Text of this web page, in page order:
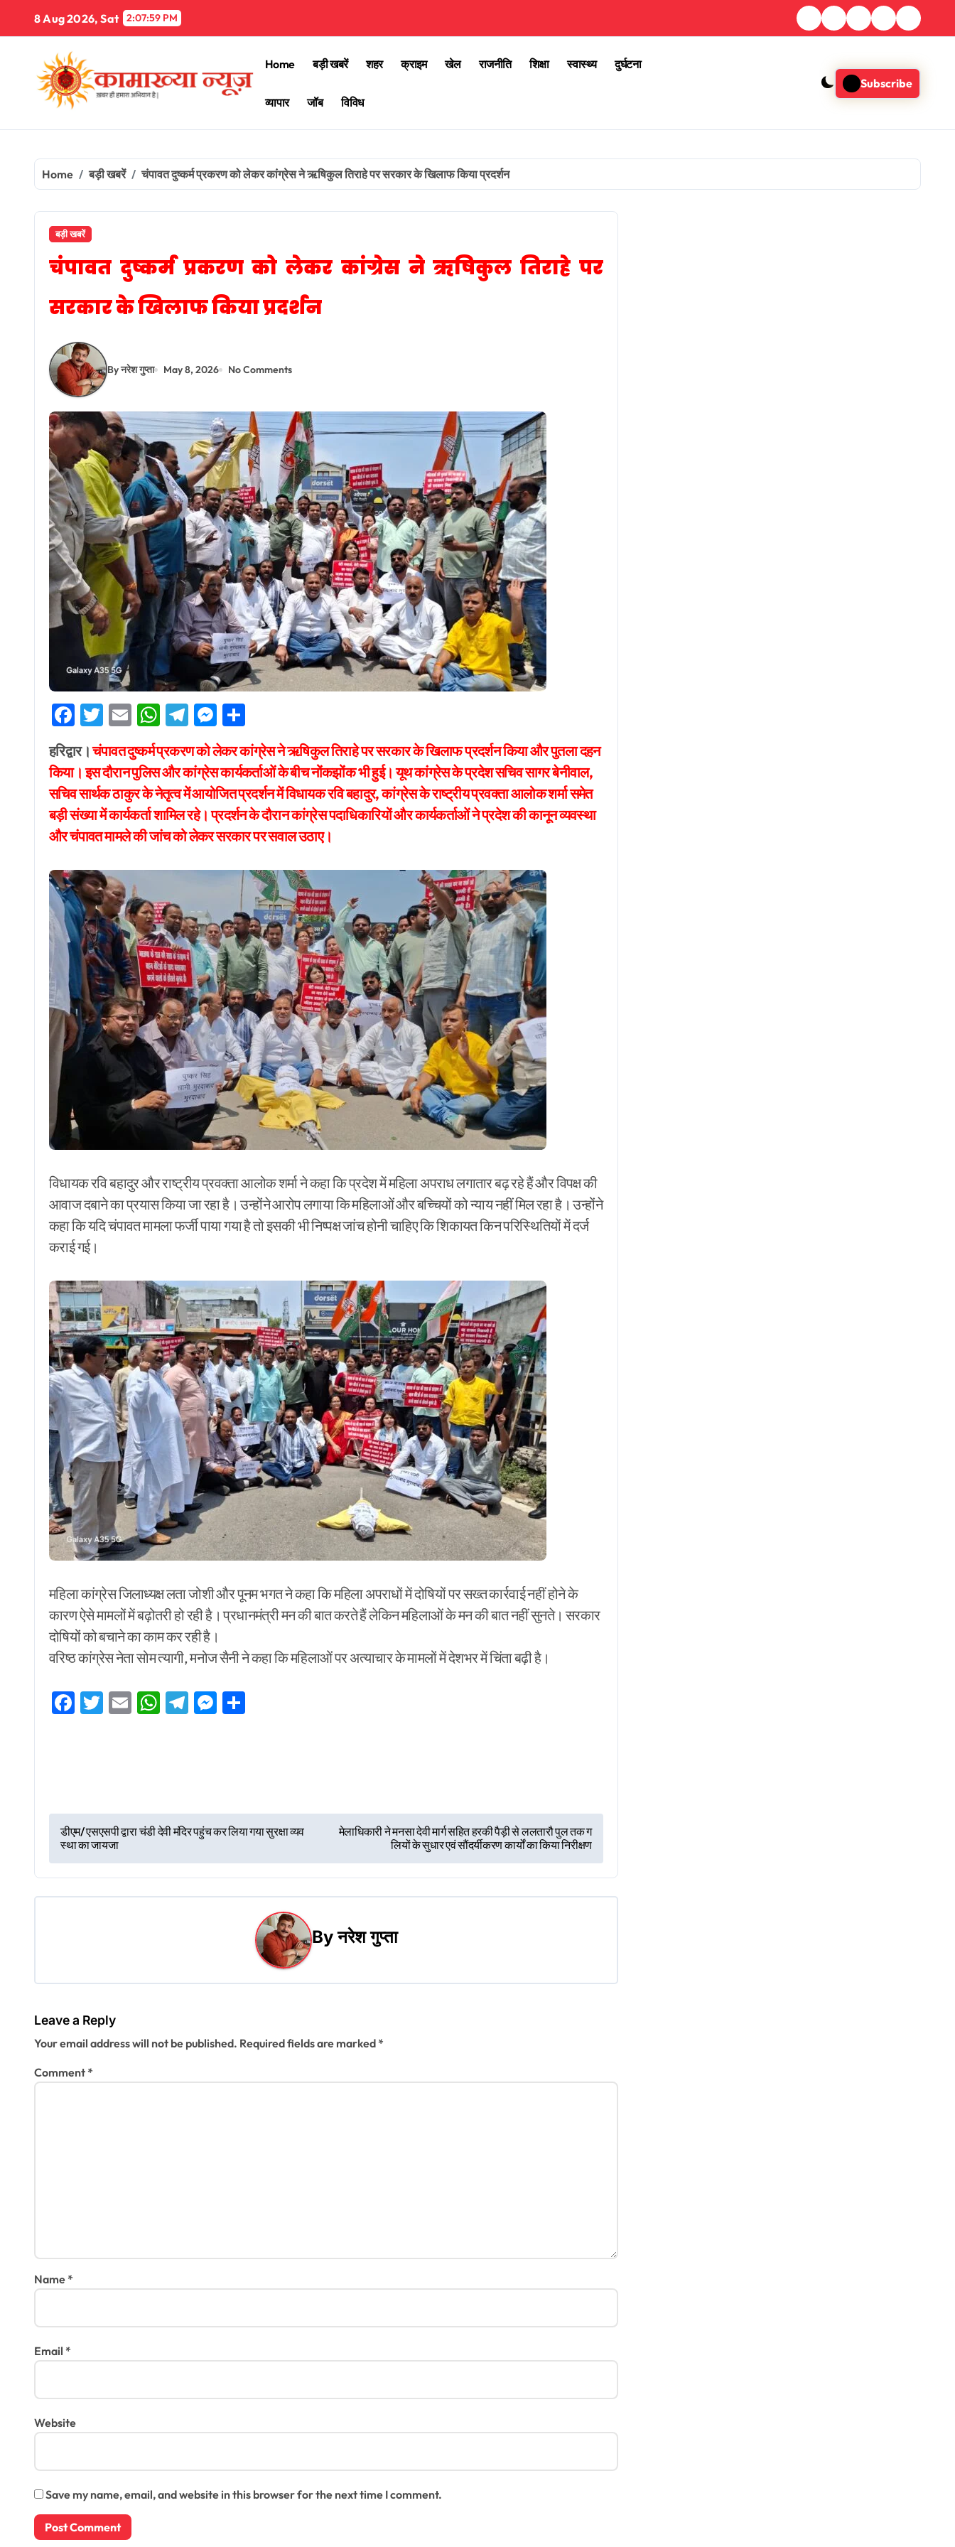
content
8 Aug 2026, Sat 2:08:01 PM
Home बड़ी खबरें शहर क्राइम खेल राजनीति शिक्षा स्वास्थ्य दुर्घटना
व्यापार जॉब विविध
Subscribe
Home बड़ी खबरें चंपावत दुष्कर्म प्रकरण को लेकर कांग्रेस ने ऋषिकुल तिराहे पर सरकार के खिलाफ किया प्रदर्शन
बड़ी खबरें
चंपावत दुष्कर्म प्रकरण को लेकर कांग्रेस ने ऋषिकुल तिराहे पर
सरकार के खिलाफ किया प्रदर्शन
By नरेश गुप्ता May 8, 2026 No Comments
Facebook
Twitter
EmailWhatsApp
Telegram
Messenger
हरिद्वार।चंपावत दुष्कर्म प्रकरण को लेकर कांग्रेस ने ऋषिकुल तिराहे पर सरकार के खिलाफ प्रदर्शन किया और पुतला दहन
किया। इस दौरान पुलिस और कांग्रेस कार्यकर्ताओं के बीच नोंकझोंक भी हुई। यूथ कांग्रेस के प्रदेश सचिव सागर बेनीवाल,
सचिव सार्थक ठाकुर के नेतृत्व में आयोजित प्रदर्शन में विधायक रवि बहादुर, कांग्रेस के राष्ट्रीय प्रवक्ता आलोक शर्मा समेत
बड़ी संख्या में कार्यकर्ता शामिल रहे। प्रदर्शन के दौरान कांग्रेस पदाधिकारियों और कार्यकर्ताओं ने प्रदेश की कानून व्यवस्था
और चंपावत मामले की जांच को लेकर सरकार पर सवाल उठाए।
विधायक रवि बहादुर और राष्ट्रीय प्रवक्ता आलोक शर्मा ने कहा कि प्रदेश में महिला अपराध लगातार बढ़ रहे हैं और विपक्ष की
आवाज दबाने का प्रयास किया जा रहा है। उन्होंने आरोप लगाया कि महिलाओं और बच्चियों को न्याय नहीं मिल रहा है। उन्होंने
कहा कि यदि चंपावत मामला फर्जी पाया गया है तो इसकी भी निष्पक्ष जांच होनी चाहिए कि शिकायत किन परिस्थितियों में दर्ज
कराई गई।
महिला कांग्रेस जिलाध्यक्ष लता जोशी और पूनम भगत ने कहा कि महिला अपराधों में दोषियों पर सख्त कार्रवाई नहीं होने के
कारण ऐसे मामलों में बढ़ोतरी हो रही है। प्रधानमंत्री मन की बात करते हैं लेकिन महिलाओं के मन की बात नहीं सुनते। सरकार
दोषियों को बचाने का काम कर रही है।
वरिष्ठ कांग्रेस नेता सोम त्यागी, मनोज सैनी ने कहा कि महिलाओं पर अत्याचार के मामलों में देशभर में चिंता बढ़ी है।
Facebook
Twitter
EmailWhatsApp
Telegram
Messenger
P
o
s
i
a
डीएम/ एसएसपी द्वारा चंडी देवी मंदिर पहुंच कर लिया गया सुरक्षा व्यव
स्था का जायजा
मेलाधिकारी ने मनसा देवी मार्ग सहित हरकी पैड़ी से ललतारौ पुल तक ग
लियों के सुधार एवं सौंदर्यीकरण कार्यों का किया निरीक्षण
Byनरेश गुप्ता
Leave a Reply
Your email address will not be published. Required fields are marked*
Comment*
Name*
Email *
Website
Save my name, email, and website in this browser for the next time I comment.